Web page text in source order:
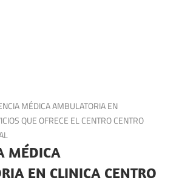
MÉDICA AMBULATORIA EN
QUE OFRECE EL CENTRO CENTRO
MÉDICA
EN CLINICA CENTRO